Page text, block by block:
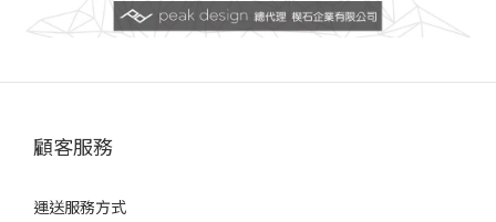
顧客服務
運送服務方式